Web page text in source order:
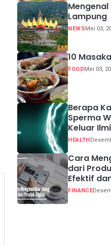
Lampung
NEWS Mei 03,
10
FOOD Mei 03,
Berapa
Sperma
Keluar
HEALTH
Cara
dari
Efektif
FINANCE